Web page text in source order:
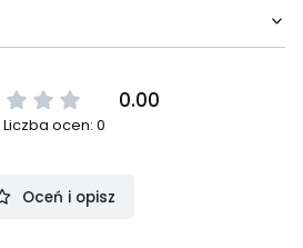
0.00
Liczba ocen: 0
Oceń i opisz